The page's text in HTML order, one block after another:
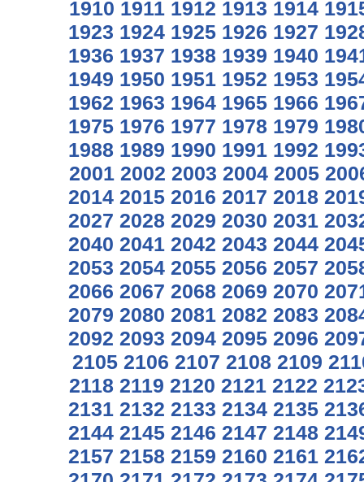
1910 1911 1912 1913 1914
1923 1924 1925 1926 1927
1936 1937 1938 1939 1940
1949 1950 1951 1952 1953
1962 1963 1964 1965 1966
1975 1976 1977 1978 1979
1988 1989 1990 1991 1992
2001 2002 2003 2004 2005
2014 2015 2016 2017 2018
2027 2028 2029 2030 2031
2040 2041 2042 2043 2044
2053 2054 2055 2056 2057
2066 2067 2068 2069 2070
2079 2080 2081 2082 2083
2092 2093 2094 2095 2096
2105 2106 2107 2108 2109
2118 2119 2120 2121 2122
2131 2132 2133 2134 2135
2144 2145 2146 2147 2148
2157 2158 2159 2160 2161